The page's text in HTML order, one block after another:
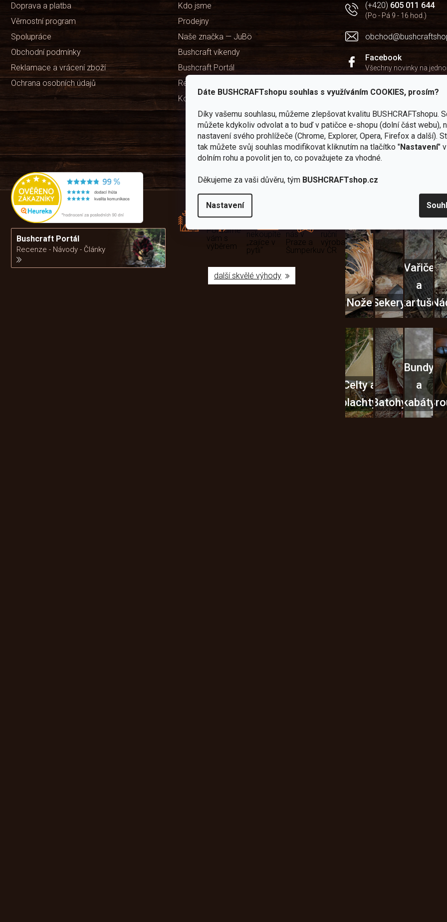
Dáte BUSHCRAFTshopu souhlas s využíváním COOKIES, prosím?
Díky vašemu souhlasu, můžeme zlepšovat kvalitu BUSHCRAFTshopu.
můžete kdykoliv odvolat a to buď v patičce e-shopu (dolní část webu),
nastavení svého prohlížeče (Chrome, Explorer, Opera, Firefox a další).
tak můžete svůj souhlas modifikovat kliknutím na tlačítko "Nastavení"
dolním rohu a povolit jen to, co považujete za vhodné.
Děkujeme za vaši důvěru, tým BUSHCRAFTshop.cz
Nastavení
Doprava a platba
Věrnostní program
Spolupráce
Obchodní podmínky
Reklamace a vrácení zboží
Ochrana osobních údajů
Kdo jsme
Prodejny
Naše značka — JuBö
Bushcraft víkendy
Bushcraft Portál
Recenze obchodu
Kontakty
(+420) 605 011 644
(Po - Pá 9 - 16 hod.)
Facebook
Všechny novinky na
Instagram
Zážitky z našich výprav
Youtube
Užitečné recenze a návody
Bushcraft Portál
Recenze - Návody - Články
Rádi
předáváme
zkušenosti
Poradíme
vám s
výběrem
Zboží
testujeme
nekoupíte
„zajíce v
pytli“
nás v
Praze a
Šumperku
ruční
výroba
v ČR
další skvělé výhody
Užijte si to v
Vybavení, na které
NožeSekery
Vařiče
a
kartuše
Celty a
plachtyBatohy
Bundy
a
kabáty